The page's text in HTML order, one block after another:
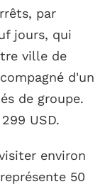
par
jours, qui
ville de
d'un
de groupe.
USD.
environ
50